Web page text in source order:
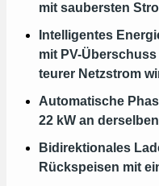
mit saubersten
Intelligentes
mit PV-
teurer Netzstrom
Automatische
22 kW an
Bidirektionales
Rückspeisen mit